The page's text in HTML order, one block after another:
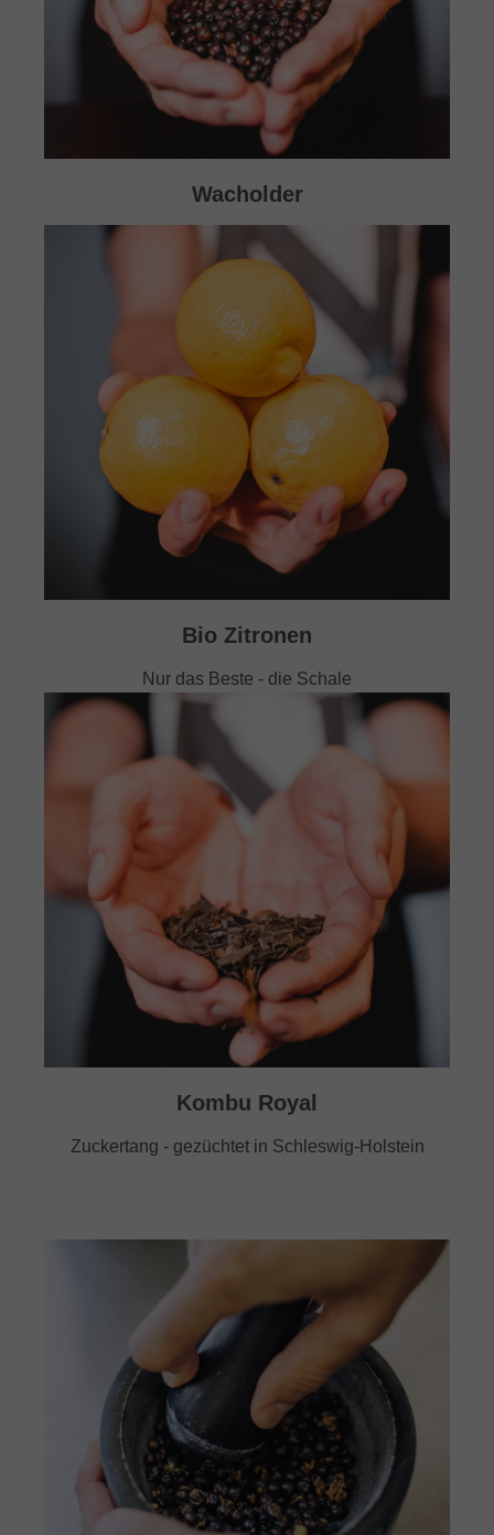
Wacholder
Bio Zitronen
Nur das Beste - die Schale
Kombu Royal
Zuckertang - gezüchtet in Schleswig-Holstein